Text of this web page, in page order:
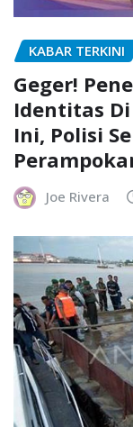
KABAR TERKINI
Geger!
Identitas
Ini, Polisi
Joe Rivera